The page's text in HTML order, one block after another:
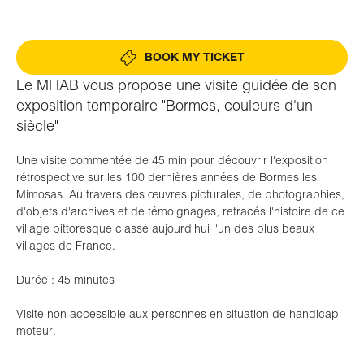
Le MHAB vous propose une visite guidée de son
exposition temporaire "Bormes, couleurs d'un
siècle"
Une visite commentée de 45 min pour découvrir l'exposition
rétrospective sur les 100 dernières années de Bormes les
Mimosas. Au travers des œuvres picturales, de photographies,
d'objets d'archives et de témoignages, retracés l'histoire de ce
village pittoresque classé aujourd'hui l'un des plus beaux
villages de France.
Durée : 45 minutes
Visite non accessible aux personnes en situation de handicap
moteur.
BOOK MY TICKET